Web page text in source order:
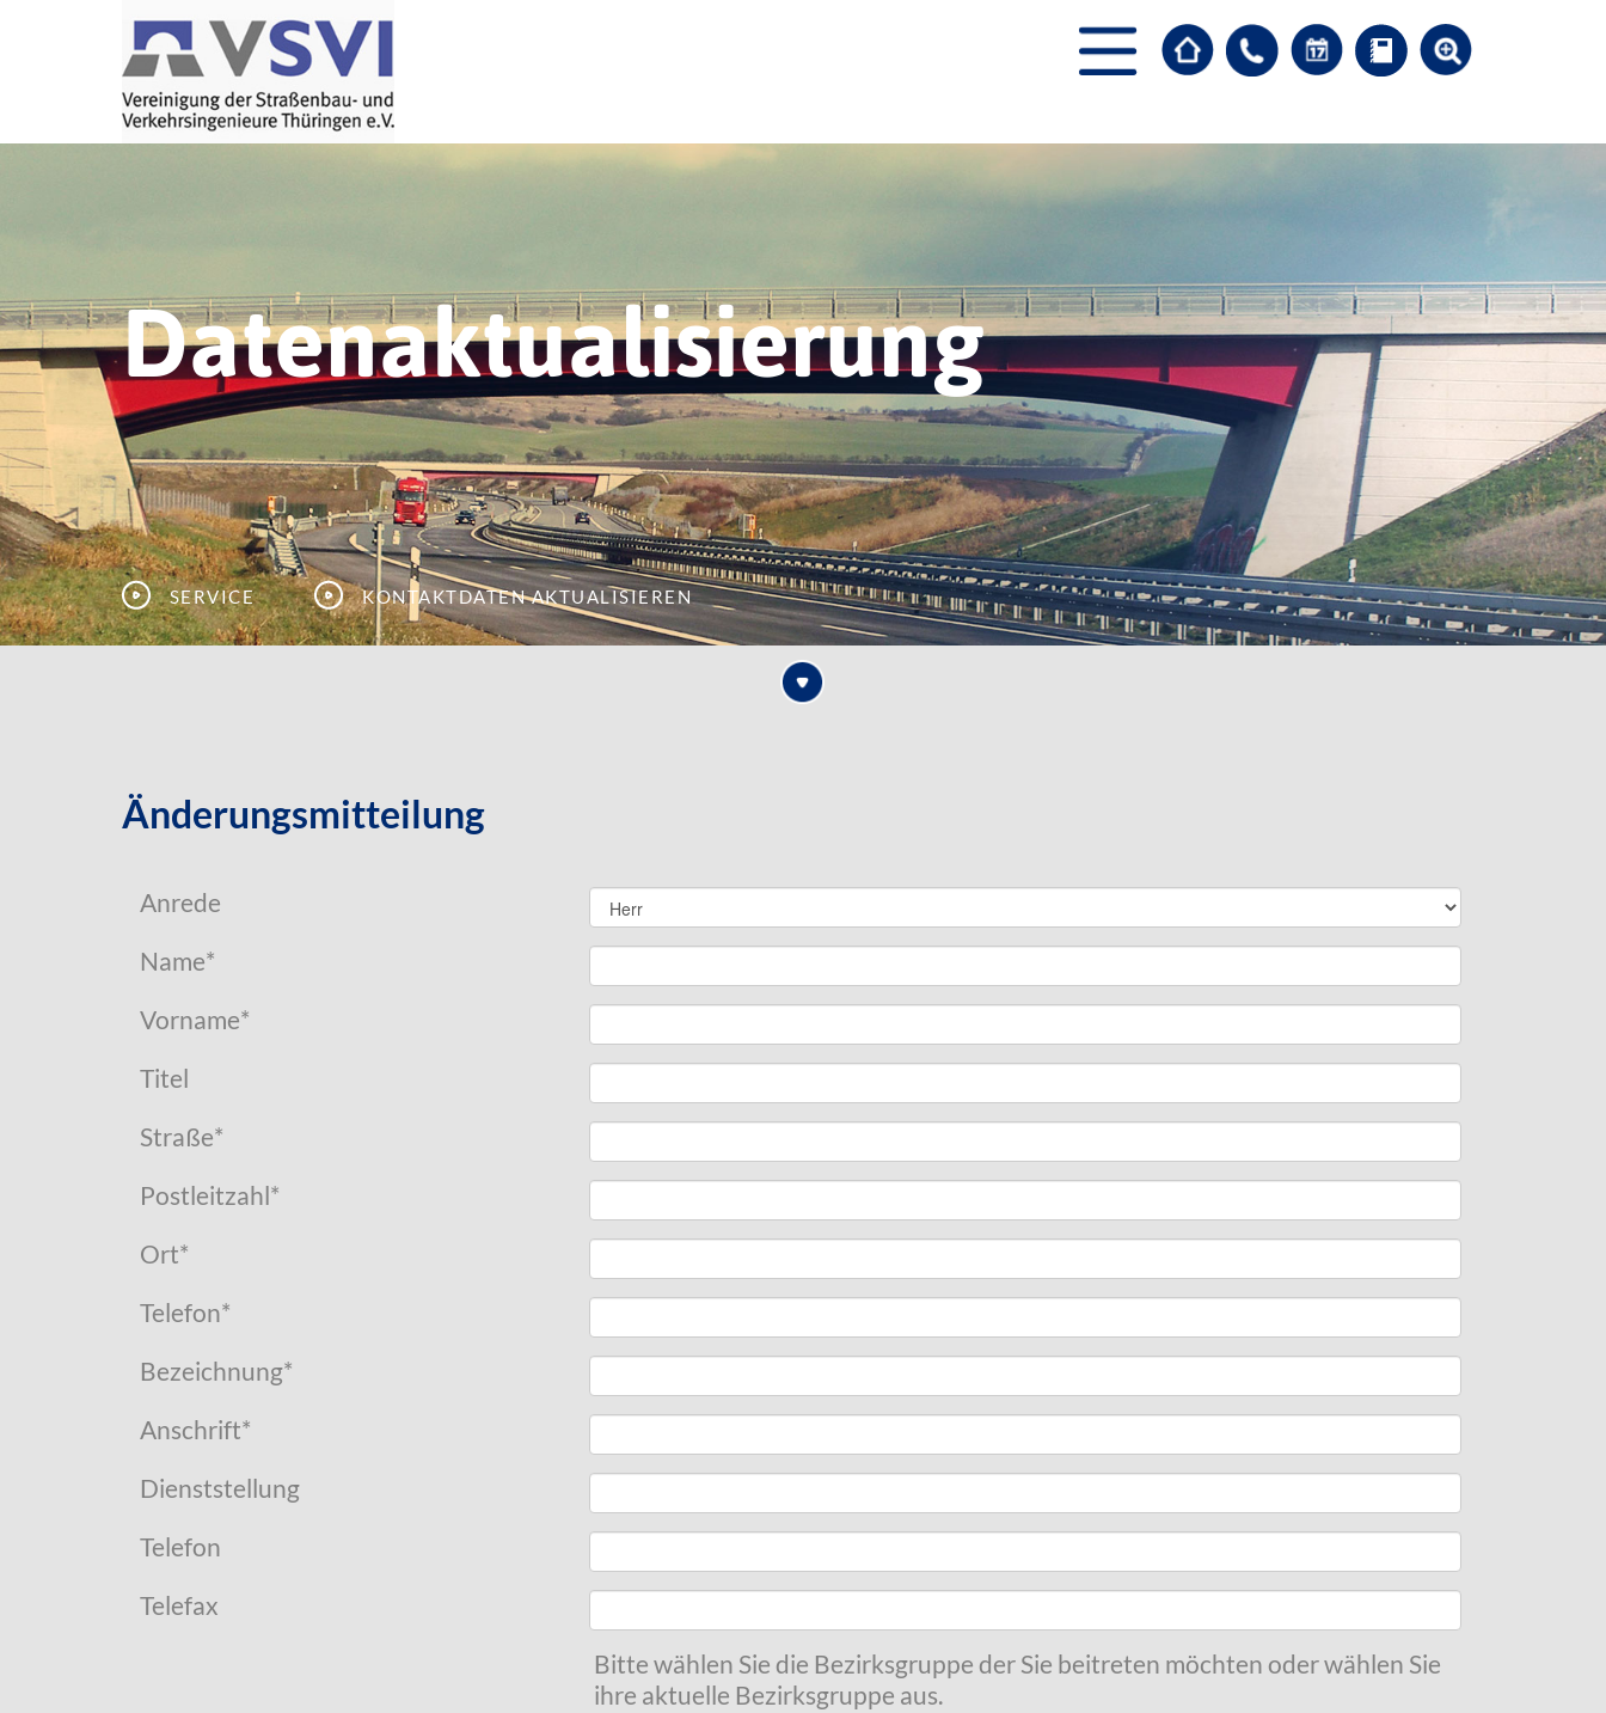
Datenaktualisierung
Service Kontaktdaten aktualisieren
Änderungsmitteilung
Anrede
Name*
Vorname*
Titel
Straße*
Postleitzahl*
Ort*
Telefon*
Bezeichnung*
Anschrift*
Dienststellung
Telefon
Telefax
Bitte wählen Sie die Bezirksgruppe der Sie beitreten möchten oder wählen Sie
ihre aktuelle Bezirksgruppe aus.